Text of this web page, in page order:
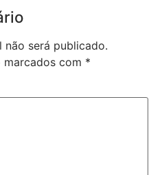
não será publicado.
com *